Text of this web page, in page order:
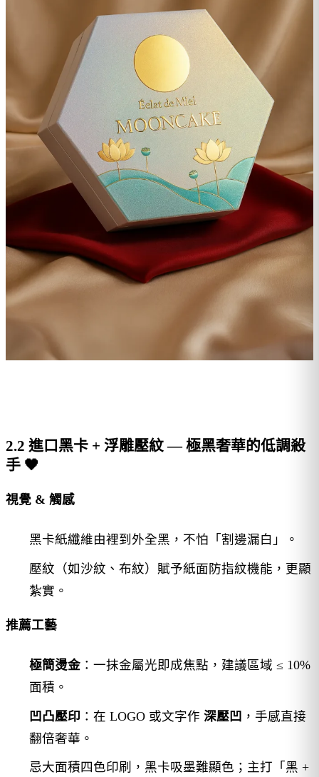
2.2 進口黑卡 + 浮雕壓紋 — 極黑奢華的低調殺
手 🖤
視覺 & 觸感
黑卡紙纖維由裡到外全黑，不怕「割邊漏白」。
壓紋（如沙紋、布紋）賦予紙面防指紋機能，更顯
紮實。
推薦工藝
極簡燙金：一抹金屬光即成焦點，建議區域 ≤ 10%
面積。
凹凸壓印 ：在 LOGO 或文字作 深壓凹 ，手感直接
翻倍奢華。
忌大面積四色印刷，黑卡吸墨難顯色；主打「黑 +